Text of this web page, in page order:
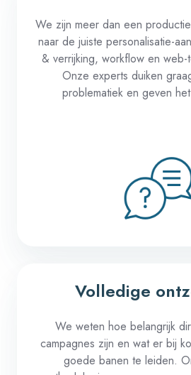
We zijn meerdan een
naarde juiste personalisatie-
& verrijking, workflow en web-
Onze experts duiken
problematiek en geven het
Volledige
We weten hoe belangrijk
campagnes zijn en wat er bij
goede banen te leiden.